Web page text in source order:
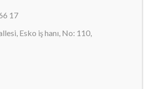
17
Esko iş hanı, No: 110,